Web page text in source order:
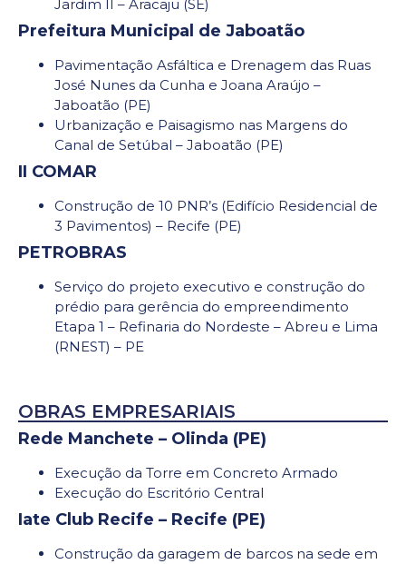
Jardim II – Aracaju (SE)
Prefeitura Municipal de Jaboatão
Pavimentação Asfáltica e Drenagem das Ruas
José Nunes da Cunha e Joana Araújo –
Jaboatão (PE)
Urbanização e Paisagismo nas Margens do
Canal de Setúbal – Jaboatão (PE)
II COMAR
Construção de 10 PNR’s (Edifício Residencial de
3 Pavimentos) – Recife (PE)
PETROBRAS
Serviço do projeto executivo e construção do
prédio para gerência do empreendimento
Etapa 1 – Refinaria do Nordeste – Abreu e Lima
(RNEST) – PE
OBRAS EMPRESARIAIS
Rede Manchete – Olinda (PE)
Execução da Torre em Concreto Armado
Execução do Escritório Central
Iate Club Recife – Recife (PE)
Construção da garagem de barcos na sede em